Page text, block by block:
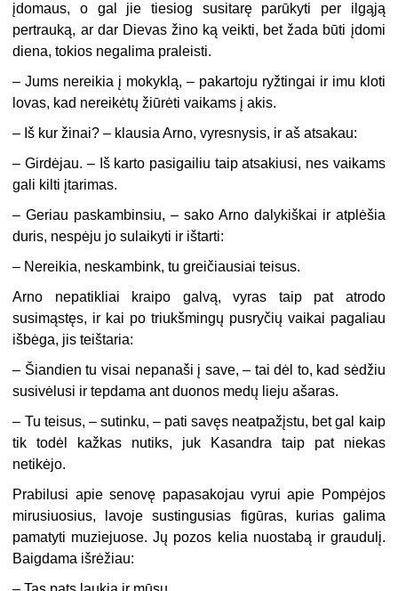
įdomaus, o gal jie tiesiog susitarę parūkyti per ilgąją
pertrauką, ar dar Dievas žino ką veikti, bet žada būti įdomi
diena, tokios negalima praleisti.
–Jums nereikia į mokyklą, – pakartoju ryžtingai ir imu kloti
lovas, kad nereikėtų žiūrėti vaikams į akis.
– Iš kur žinai? – klausia Arno, vyresnysis, ir aš atsakau:
–Girdėjau. – Iš karto pasigailiu taip atsakiusi, nes vaikams
gali kilti įtarimas.
–Geriau paskambinsiu, – sako Arno dalykiškai ir atplėšia
duris, nespėju jo sulaikyti ir ištarti:
– Nereikia, neskambink, tu greičiausiai teisus.
Arno nepatikliai kraipo galvą, vyras taip pat atrodo
susimąstęs, ir kai po triukšmingų pusryčių vaikai pagaliau
išbėga, jis teištaria:
– Šiandien tu visai nepanaši į save, – tai dėl to, kad sėdžiu
susivėlusi ir tepdama ant duonos medų lieju ašaras.
– Tu teisus, – sutinku, – pati savęs neatpažįstu, bet gal kaip
tik todėl kažkas nutiks, juk Kasandra taip pat niekas
netikėjo.
Prabilusi apie senovę papasakojau vyrui apie Pompėjos
mirusiuosius, lavoje sustingusias figūras, kurias galima
pamatyti muziejuose. Jų pozos kelia nuostabą ir graudulį.
Baigdama išrėžiau: